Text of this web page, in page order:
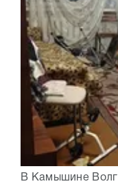
В Камышине